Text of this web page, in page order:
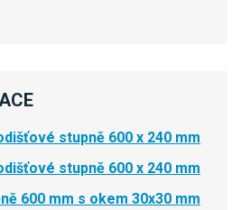
stupně 600 x 240 mm
stupně 600 x 240 mm
600 mm s okem 30x30 mm